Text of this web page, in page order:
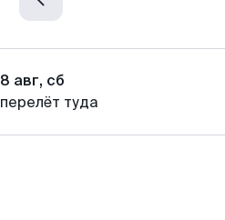
8 авг, сб
перелёт туда